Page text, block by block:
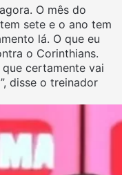
O mês do
sete e o ano tem
lá. O que eu
o Corinthians.
certamente vai
disse o treinador